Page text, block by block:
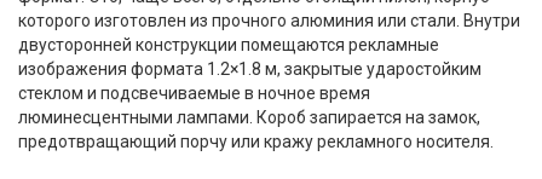
которого изготовлен из прочного алюминия или стали. Внутри
двусторонней конструкции помещаются рекламные
изображения формата 1.2×1.8 м, закрытые ударостойким
стеклом и подсвечиваемые в ночное время
люминесцентными лампами. Короб запирается на замок,
предотвращающий порчу или кражу рекламного носителя.